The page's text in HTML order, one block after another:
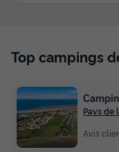
Top campings
Pays de
Avis